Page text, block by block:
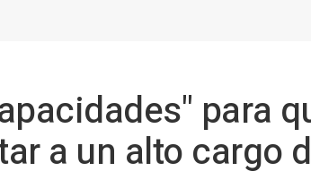
para
a un alto cargo